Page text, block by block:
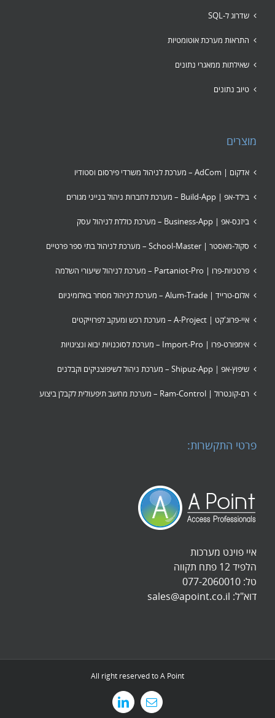
שדרוג ל-SQL
התראות מערכת אוטומטיות
שאילתות ממאגרי נתונים
טיוב נתונים
מוצרים
אדקום | AdCom – מערכת לניהול משרדי פירסום וסטודיו
בילד-אפ | Build-App – מערכת לחברות ניהול בנייני מגורים
ביזנס-אפ | Business-App – מערכת כוללת לניהול עסק
סקול-מאסטר | School-Master – מערכת לניהול בתי ספר פרטיים
פרטניות-פרו | Partaniot-Pro – מערכת לניהול שיעורי השלמה
אלום-טרייד | Alum-Trade – מערכת לניהול מסחר באלומיניום
איי-פרוג'קט | A-Project – מערכת רכש ומעקב לפרוייקטים
אימפורט-פרו | Import-Pro – מערכת לסוכנויות יבוא ונציגויות
שיפוץ-אפ | Shipuz-App – מערכת ניהול לשיפוצניקים וקבלנים
רם-קונטרול | Ram-Control – מערכת מחשב תיפעולית לקבלן ביצוע
פרטי התקשרות:
איי פוינט מערכות
הלפיד 12 פתח תקווה
טל: 077-2060010
דוא"ל: sales@apoint.co.il
All right reserved to A Point
כתובת LinkedIn